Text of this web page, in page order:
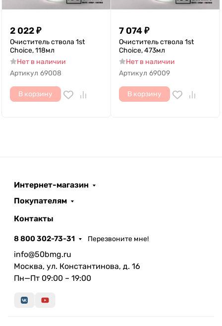
2 022₽
Очиститель ствола 1st
Choice, 118мл
Нет в наличии
Артикул 69008
В корзину
7 074₽
Очиститель ствола 1st
Choice, 473мл
Нет в наличии
Артикул 69009
В корзину
Интернет-магазин
Покупателям
Контакты
8 800 302-73-31 Перезвоните мне!
info@50bmg.ru
Москва, ул. Константинова, д. 16
Пн—Пт 09:00 – 19:00